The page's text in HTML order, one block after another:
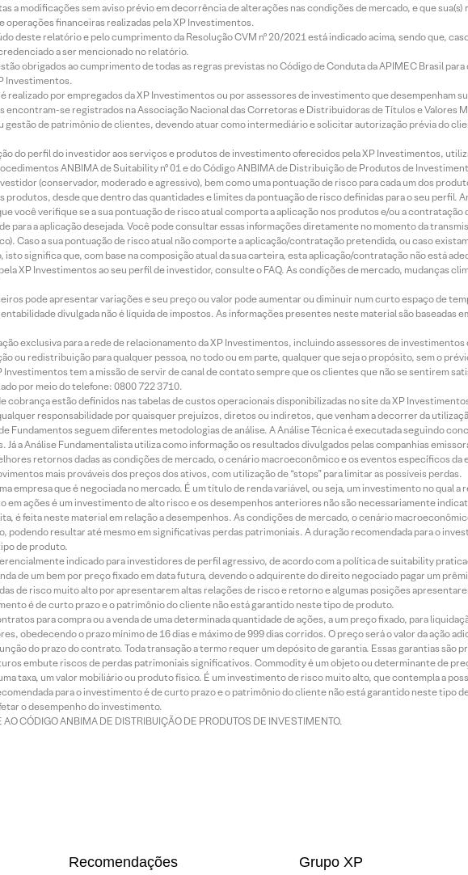
a modificações sem aviso prévio em decorrência de alterações nas condições de mercado, e que
financeiras realizadas pela XP Investimentos.
deste relatório e pelo cumprimento da Resolução CVM nº 20/2021 está indicado acima, sendo que,
a ser mencionado no relatório.
obrigados ao cumprimento de todas as regras previstas no Código de Conduta da APIMEC Brasil
Investimentos.
realizado por empregados da XP Investimentos ou por assessores de investimento que desempenham
encontram-se registrados na Associação Nacional das Corretoras e Distribuidoras de Títulos e Valores
de patrimônio de clientes, devendo atuar como intermediário e solicitar autorização prévia do
do perfil do investidor aos serviços e produtos de investimento oferecidos pela XP Investimentos,
ANBIMA de Suitability nº 01 e do Código ANBIMA de Distribuição de Produtos de
(conservador, moderado e agressivo), bem como uma pontuação de risco para cada um dos
produtos, desde que dentro das quantidades e limites da pontuação de risco definidas para o seu perfil.
você verifique se a sua pontuação de risco atual comporta a aplicação nos produtos e/ou a contratação
para a aplicação desejada. Você pode consultar essas informações diretamente no momento da
Caso a sua pontuação de risco atual não comporte a aplicação/contratação pretendida, ou caso
significa que, com base na composição atual da sua carteira, esta aplicação/contratação não está
XP Investimentos ao seu perfil de investidor, consulte o FAQ. As condições de mercado, mudanças
pode apresentar variações e seu preço ou valor pode aumentar ou diminuir num curto espaço de
divulgada não é líquida de impostos. As informações presentes neste material são baseadas
exclusiva para a rede de relacionamento da XP Investimentos, incluindo assessores de investimentos
ou redistribuição para qualquer pessoa, no todo ou em parte, qualquer que seja o propósito, sem o
Investimentos tem a missão de servir de canal de contato sempre que os clientes que não se sentirem
por meio do telefone: 0800 722 3710.
cobrança estão definidos nas tabelas de custos operacionais disponibilizadas no site da XP
responsabilidade por quaisquer prejuízos, diretos ou indiretos, que venham a decorrer da
de Fundamentos seguem diferentes metodologias de análise. A Análise Técnica é executada seguindo
a Análise Fundamentalista utiliza como informação os resultados divulgados pelas companhias
retornos dadas as condições de mercado, o cenário macroeconômico e os eventos específicos
mais prováveis dos preços dos ativos, com utilização de “stops” para limitar as possíveis perdas.
empresa que é negociada no mercado. É um título de renda variável, ou seja, um investimento no qual
em ações é um investimento de alto risco e os desempenhos anteriores não são necessariamente
é feita neste material em relação a desempenhos. As condições de mercado, o cenário
podendo resultar até mesmo em significativas perdas patrimoniais. A duração recomendada para o
de produto.
indicado para investidores de perfil agressivo, de acordo com a política de suitability
de um bem por preço fixado em data futura, devendo o adquirente do direito negociado pagar um
de risco muito alto por apresentarem altas relações de risco e retorno e algumas posições
é de curto prazo e o patrimônio do cliente não está garantido neste tipo de produto.
para compra ou a venda de uma determinada quantidade de ações, a um preço fixado, para
obedecendo o prazo mínimo de 16 dias e máximo de 999 dias corridos. O preço será o valor da ação
do prazo do contrato. Toda transação a termo requer um depósito de garantia. Essas garantias são
embute riscos de perdas patrimoniais significativos. Commodity é um objeto ou determinante de
taxa, um valor mobiliário ou produto físico. É um investimento de risco muito alto, que contempla a
para o investimento é de curto prazo e o patrimônio do cliente não está garantido neste tipo
o desempenho do investimento.
CÓDIGO ANBIMA DE DISTRIBUIÇÃO DE PRODUTOS DE INVESTIMENTO.
Recomendações Grupo XP